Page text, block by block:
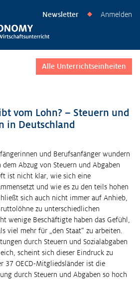
Newsletter ◆ Anmelden
Alle Unterrichtseinheiten
vom Lohn? – Steuern und
in Deutschland
und Berufsanfänger wundern
Abzug von Steuern und Abgaben
ist nicht klar, wie sich eine
und wie es zu den teils hohen
sich auch nicht immer auf Anhieb,
zu unterschiedlichen
wenige Beschäftigte haben das Gefühl,
viel mehr für „den Staat“ zu arbeiten.
durch Steuern und Sozialabgaben
scheint sich dieser Eindruck zu
37 OECD-Mitgliedsländer ist die
durch Steuern und Abgaben so hoch